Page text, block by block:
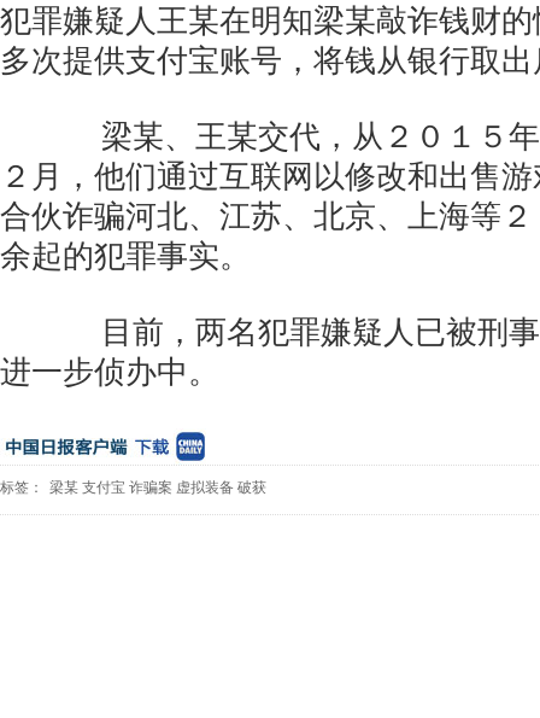
犯罪嫌疑人王某在明知梁某敲诈钱财
多次提供支付宝账号，将钱从银行取
梁某、王某交代，从２０１５年
２月，他们通过互联网以修改和出售
合伙诈骗河北、江苏、北京、上海等
余起的犯罪事实。
目前，两名犯罪嫌疑人已被刑事
进一步侦办中。
标签： 梁某 支付宝 诈骗案 虚拟装备 破获